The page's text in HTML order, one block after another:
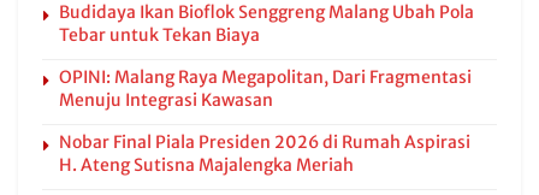
Budidaya Ikan Bioflok Senggreng Malang Ubah Pola
Tebar untuk Tekan Biaya
OPINI: Malang Raya Megapolitan, Dari Fragmentasi
Menuju Integrasi Kawasan
Nobar Final Piala Presiden 2026 di Rumah Aspirasi
H. Ateng Sutisna Majalengka Meriah